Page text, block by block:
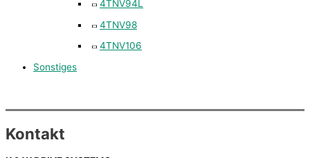
4TNV94L
4TNV98
4TNV106
Sonstiges
Kontakt